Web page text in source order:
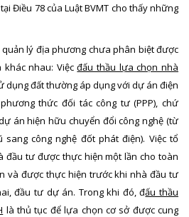
Điều 78 của Luật BVMT cho thấy những
quản lý địa phương chưa phân biệt được
khác nhau: Việcđấu thầu lựa chọn nhà
dụng đất thường áp dụng với dự án điện
thức đối tác công tư (PPP), chứ
án hiện hữu chuyển đổi công nghệ (từ
sang công nghệ đốt phát điện). Việc tổ
đầu tư được thực hiện một lần cho toàn
và được thực hiện trước khi nhà đầu tư
đầu tư dự án. Trong khi đó, đấu thầu
là thủ tục để lựa chọn cơ sở được cung